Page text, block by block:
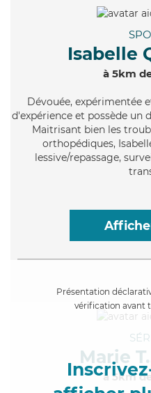
Isabelle
à 5km
Dévouée, expérimentée
d'expérience et possède un
Maitrisant bien les
orthopédiques,
lessive/repassage,
Présentation
vérification avant
Marie
à 5km